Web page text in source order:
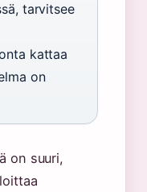
tarvitsee
kattaa
on
on suuri,